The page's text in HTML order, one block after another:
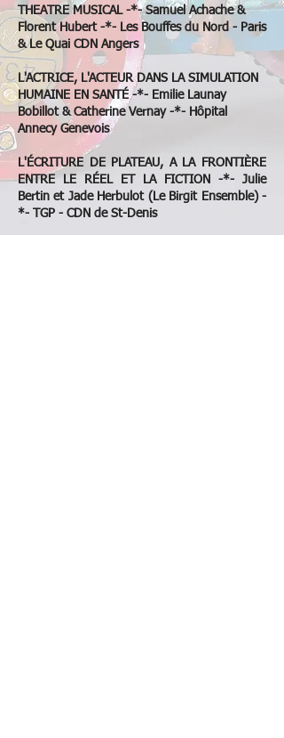
THEATRE MUSICAL -*- Samuel Achache &
Florent Hubert -*- Les Bouffes du Nord - Paris
& Le Quai CDN Angers
L'ACTRICE, L'ACTEUR DANS LA SIMULATION
HUMAINE EN SANTÉ -*- Emilie Launay
Bobillot & Catherine Vernay -*- Hôpital
Annecy Genevois
L'ÉCRITURE DE PLATEAU, A LA FRONTIÈRE
ENTRE LE RÉEL ET LA FICTION -*- Julie
Bertin et Jade Herbulot (Le Birgit Ensemble) -
*- TGP - CDN de St-Denis